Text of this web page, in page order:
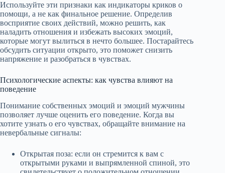
Используйте эти признаки как индикаторы криков о
помощи, а не как финальное решение. Определив
восприятие своих действий, можно решить, как
наладить отношения и избежать высоких эмоций,
которые могут вылиться в нечто большее. Постарайтесь
обсудить ситуации открыто, это поможет снизить
напряжение и разобраться в чувствах.
Психологические аспекты: как чувства влияют на
поведение
Понимание собственных эмоций и эмоций мужчины
позволяет лучше оценить его поведение. Когда вы
хотите узнать о его чувствах, обращайте внимание на
невербальные сигналы:
Открытая поза: если он стремится к вам с
открытыми руками и выпрямленной спиной, это